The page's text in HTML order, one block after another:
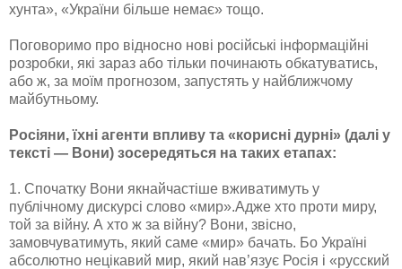
хунта», «України більше немає» тощо.
Поговоримо про відносно нові російські інформаційні
розробки, які зараз або тільки починають обкатуватись,
або ж, за моїм прогнозом, запустять у найближчому
майбутньому.
Росіяни, їхні агенти впливу та «корисні дурні» (далі у
тексті — Вони) зосередяться на таких етапах:
1. Спочатку Вони якнайчастіше вживатимуть у
публічному дискурсі слово «мир».Адже хто проти миру,
той за війну. А хто ж за війну? Вони, звісно,
замовчуватимуть, який саме «мир» бачать. Бо Україні
абсолютно нецікавий мир, який нав’язує Росія і «русский